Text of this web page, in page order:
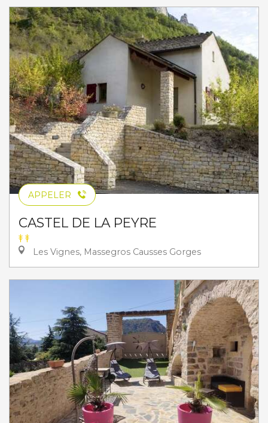
APPELER
CASTEL DE LA PEYRE
Les Vignes, Massegros Causses Gorges